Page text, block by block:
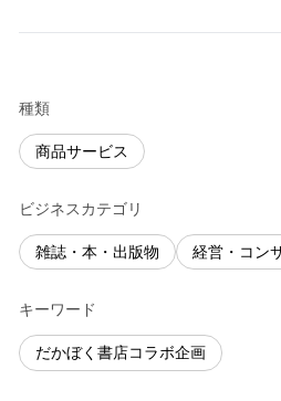
種類
商品サービス
ビジネスカテゴリ
雑誌・本・出版物 経営・コン
キーワード
だかぼく書店コラボ企画